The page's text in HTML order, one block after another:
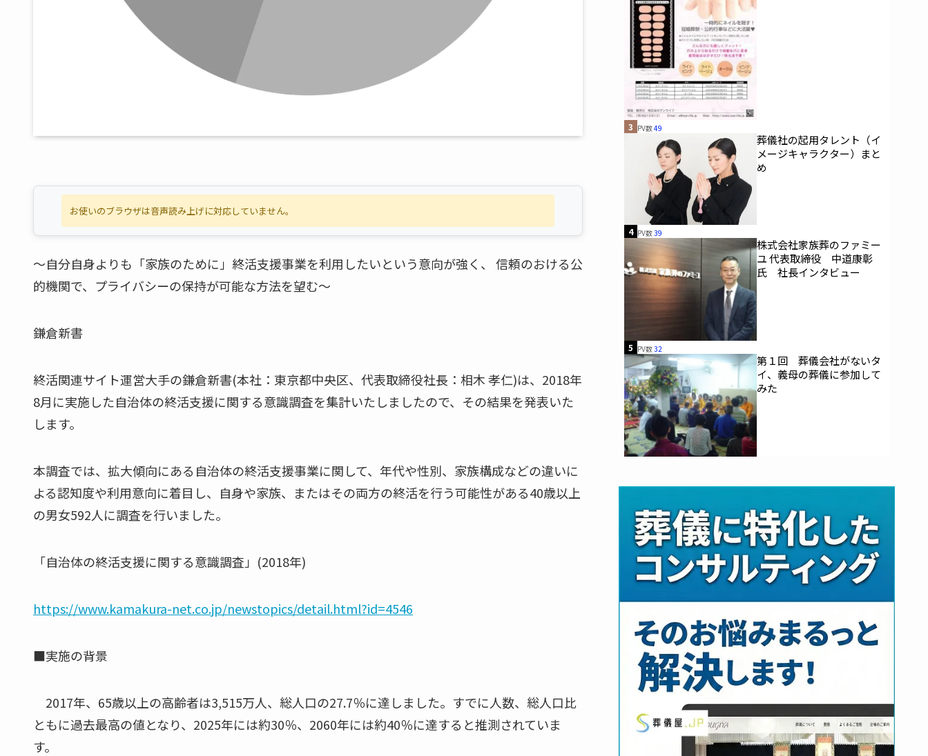
お使いのブラウザは音声読み上げに対応していません。
～自分自身よりも「家族のために」終活支援事業を利用したいという意向が強く、 信頼のおける公
的機関で、プライバシーの保持が可能な方法を望む～
鎌倉新書
終活関連サイト運営大手の鎌倉新書(本社：東京都中央区、代表取締役社長：相木 孝仁)は、2018年
8月に実施した自治体の終活支援に関する意識調査を集計いたしましたので、その結果を発表いた
します。
本調査では、拡大傾向にある自治体の終活支援事業に関して、年代や性別、家族構成などの違いに
よる認知度や利用意向に着目し、自身や家族、またはその両方の終活を行う可能性がある40歳以上
の男女592人に調査を行いました。
「自治体の終活支援に関する意識調査」(2018年)
https://www.kamakura-net.co.jp/newstopics/detail.html?id=4546
■実施の背景
2017年、65歳以上の高齢者は3,515万人、総人口の27.7％に達しました。すでに人数、総人口比
ともに過去最高の値となり、2025年には約30％、2060年には約40％に達すると推測されていま
す。
3 PV数49
葬儀社の起用タレント（イ
メージキャラクター）まと
め
4 PV数39
株式会社家族葬のファミー
ユ 代表取締役 中道康彰
氏 社長インタビュー
5 PV数32
第１回 葬儀会社がないタ
イ、義母の葬儀に参加して
みた